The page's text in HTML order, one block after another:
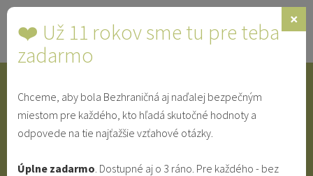
Toggle
IDENTITA SINGLE SVEDECTVÁ
❤️ Už 11 rokov sme tu pre teba
zadarmo
×
Chceme, aby bola Bezhraničná aj naďalej bezpečným
miestom pre každého, kto hľadá skutočné hodnoty a
odpovede na tie najťažšie vzťahové otázky.
Úplne zadarmo. Dostupné aj o 3 ráno. Pre každého - bez